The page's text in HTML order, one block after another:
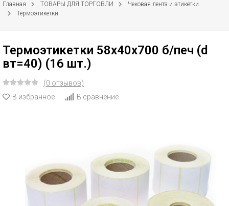
Главная ТОВАРЫ ДЛЯ ТОРГОВЛИ
Чековая лента и этикетки
Термоэтикетки
Термоэтикетки 58х40х700 б/печ (d
вт=40) (16 шт.)
(0 отзывов)
В избранное
В сравнение